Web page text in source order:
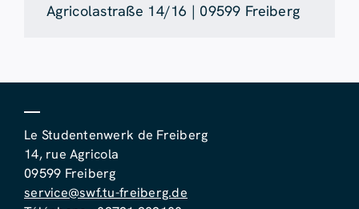
Agricolastraße 14/16 | 09599 Freiberg
Le Studentenwerk de Freiberg
14, rue Agricola
09599 Freiberg
service@swf.tu-freiberg.de